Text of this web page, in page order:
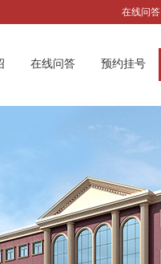
在线问答
在线问答 预约挂号